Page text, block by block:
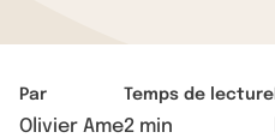
Par
Olivier Ame
Temps de lecture
2 min